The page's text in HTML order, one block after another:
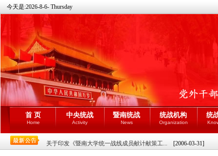
今天是:2026-8-6- Thursday
首 页
Home
中央统战
Activity
暨南统战
News
统战机构
Organization
统
关于印发《暨南大学统一战线成员献计献策工... [2006-03-31]